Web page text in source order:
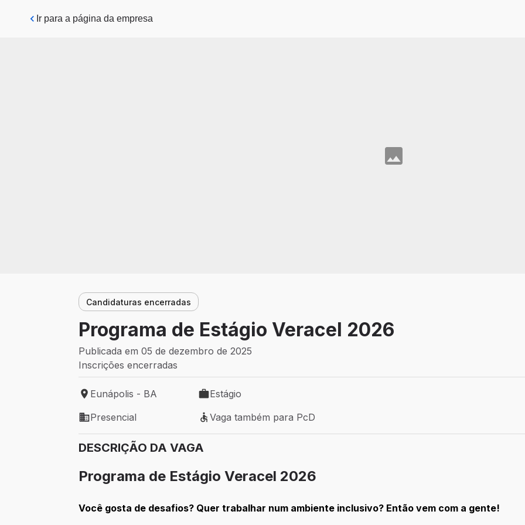
Pular para o conteúdo principal
Ir para a página da empresa
Candidaturas encerradas
Programa de Estágio Veracel 2026
Publicada em 05 de dezembro de 2025
Inscrições encerradas
Local de trabalho: Eunápolis - BA
Eunápolis - BA
Tipo de vaga: Estágio
Estágio
Modelo de trabalho: Presencial
Presencial
Vaga também para PcD
Vaga também para PcD
DESCRIÇÃO DA VAGA
Programa de Estágio Veracel 2026
Você gosta de desafios? Quer trabalhar num ambiente inclusivo? Então vem com a gente!